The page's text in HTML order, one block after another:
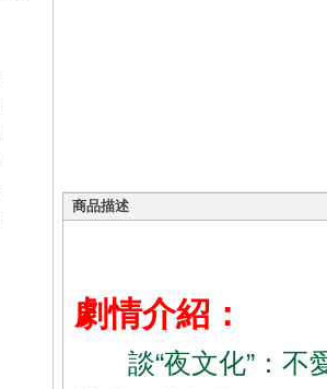
商品描述
劇情介紹：
談“夜文化”：不